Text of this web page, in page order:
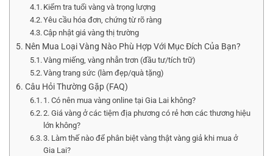
Kiểm tra tuổi vàng và trọng lượng
Yêu cầu hóa đơn, chứng từ rõ ràng
Cập nhật giá vàng thị trường
Nên Mua Loại Vàng Nào Phù Hợp Với Mục Đích Của Bạn?
Vàng miếng, vàng nhẫn trơn (đầu tư/tích trữ)
Vàng trang sức (làm đẹp/quà tặng)
Câu Hỏi Thường Gặp (FAQ)
1. Có nên mua vàng online tại Gia Lai không?
2. Giá vàng ở các tiệm địa phương có rẻ hơn các thương hiệu
lớn không?
3. Làm thế nào để phân biệt vàng thật vàng giả khi mua ở
Gia Lai?